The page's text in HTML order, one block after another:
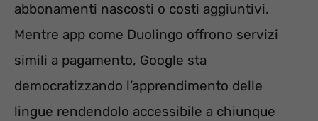
abbonamenti nascosti o costi aggiuntivi.
Mentre app come Duolingo offrono servizi
simili a pagamento, Google sta
democratizzando l’apprendimento delle
lingue rendendolo accessibile a chiunque